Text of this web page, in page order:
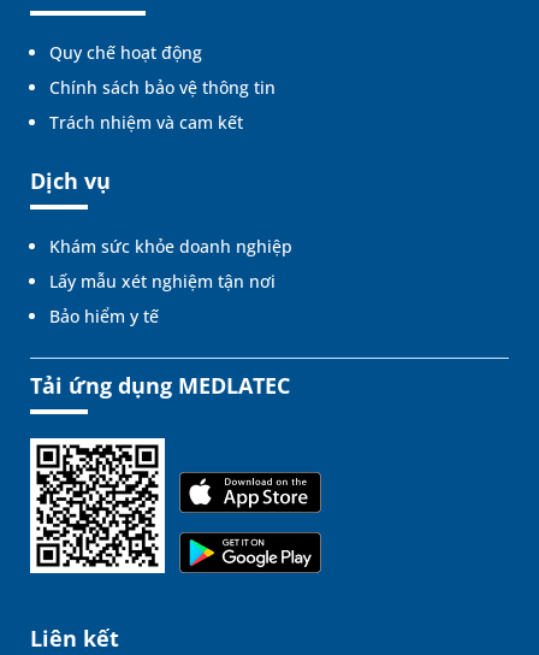
Quy chế hoạt động
Chính sách bảo vệ thông tin
Trách nhiệm và cam kết
Dịch vụ
Khám sức khỏe doanh nghiệp
Lấy mẫu xét nghiệm tận nơi
Bảo hiểm y tế
Tải ứng dụng MEDLATEC
Liên kết